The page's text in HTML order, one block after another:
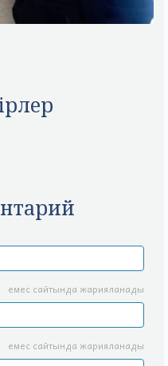
емес сайтында жарияланады
емес сайтында жарияланады